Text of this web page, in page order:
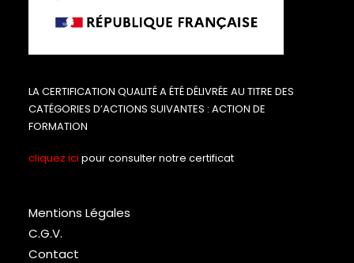
LA CERTIFICATION QUALITÉ A ÉTÉ DÉLIVRÉE AU TITRE DES
CATÉGORIES D’ACTIONS SUIVANTES : ACTION DE
FORMATION
cliquez ici pour consulter notre certificat
Mentions Légales
C.G.V.
Contact